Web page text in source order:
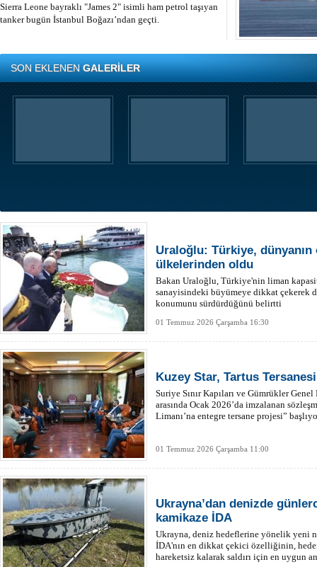
Sierra Leone bayraklı "James 2" isimli ham petrol taşıyan
tanker bugün İstanbul Boğazı’ndan geçti.
SON EKLENENGALERİLER
Uraloğlu: Türkiye,
ülkelerinden oldu
Bakan Uraloğlu, Türkiye'nin liman
sanayisindeki büyümeye dikkat çekerek
konumunu sürdürdüğünü belirtti
01 Temmuz 2026 Çarşamba 16:30
Kuzey Star, Tartus
Suriye Sınır Kapıları ve Gümrükler
arasında Ocak 2026’da imzalanan
Limanı’na entegre tersane projesi”
01 Temmuz 2026 Çarşamba 11:00
Ukrayna’dan denizde
kamikaze İDA
Ukrayna, deniz hedeflerine yönelik yeni
İDA'nın en dikkat çekici özelliğinin,
hareketsiz kalarak saldırı için en uygun